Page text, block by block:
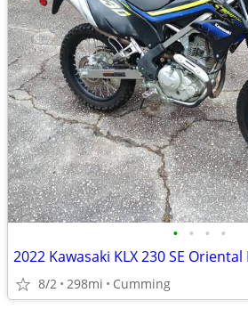
• • • •
2022 Kawasaki KLX 230 SE Oriental
8/2 298mi Cumming